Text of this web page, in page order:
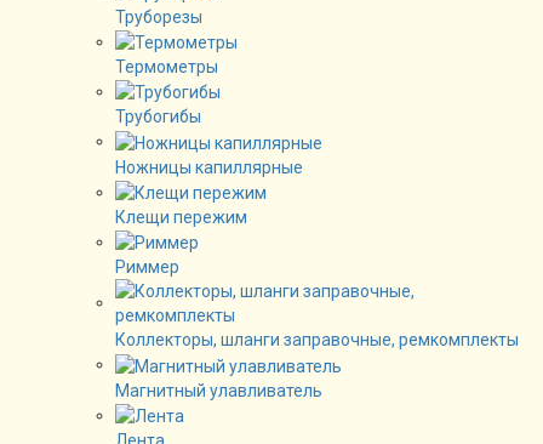
Труборезы
Термометры
Трубогибы
Ножницы капиллярные
Клещи пережим
Риммер
Коллекторы, шланги заправочные, ремкомплекты
Магнитный улавливатель
Лента